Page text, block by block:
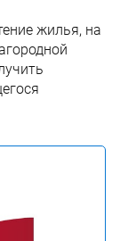
жилья, на